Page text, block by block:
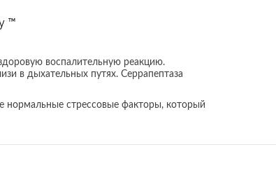
™
воспалительную реакцию.
в дыхательных путях. Серрапептаза
нормальные стрессовые факторы, который